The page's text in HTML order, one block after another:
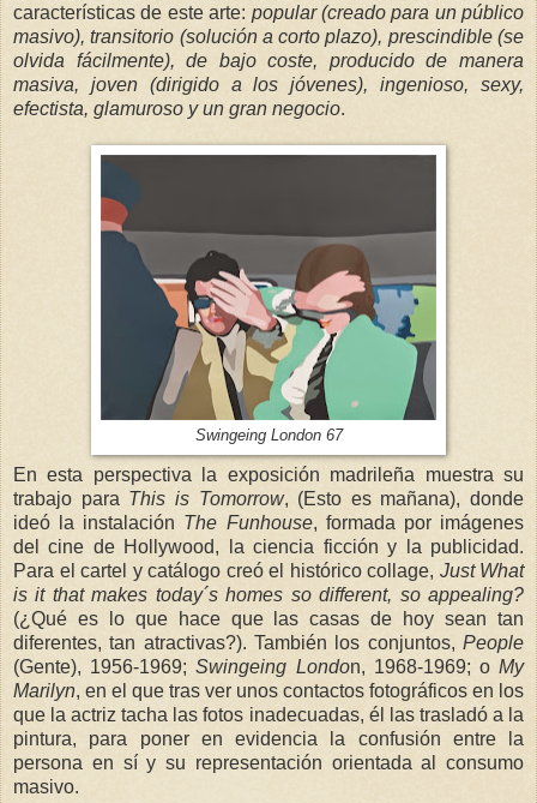
características de este arte: popular (creado para un público
masivo), transitorio (solución a corto plazo), prescindible (se
olvida fácilmente), de bajo coste, producido de manera
masiva, joven (dirigido a los jóvenes), ingenioso, sexy,
efectista, glamuroso y un gran negocio.
Swingeing London 67
En esta perspectiva la exposición madrileña muestra su
trabajo para This is Tomorrow, (Esto es mañana), donde
ideó la instalación The Funhouse, formada por imágenes
del cine de Hollywood, la ciencia ficción y la publicidad.
Para el cartel y catálogo creó el histórico collage, Just What
is it that makes today´s homes so different, so appealing?
(¿Qué es lo que hace que las casas de hoy sean tan
diferentes, tan atractivas?). También los conjuntos, People
(Gente), 1956-1969;Swingeing London, 1968-1969; oMy
Marilyn, en el que tras ver unos contactos fotográficos en los
que la actriz tacha las fotos inadecuadas, él las trasladó a la
pintura, para poner en evidencia la confusión entre la
persona en sí y su representación orientada al consumo
masivo.